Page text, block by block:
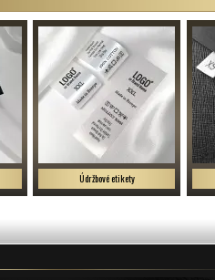
Údržbové etikety